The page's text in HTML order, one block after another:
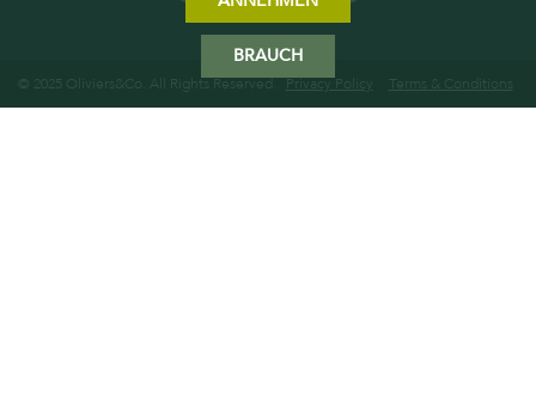
© 2025 Oliviers&Co. All Rights Reserved. Privacy Policy Terms & Conditions
BRAUCH